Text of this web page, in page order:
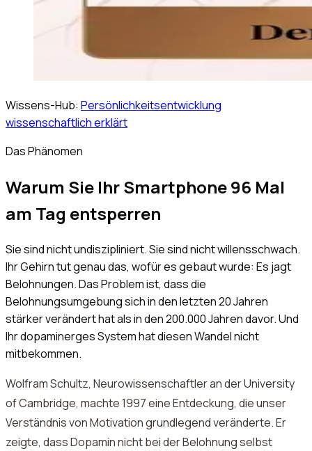
Wissens-Hub: Persönlichkeitsentwicklung
wissenschaftlich erklärt
Das Phänomen
Warum Sie Ihr Smartphone 96 Mal
am Tag entsperren
Sie sind nicht undiszipliniert. Sie sind nicht willensschwach.
Ihr Gehirn tut genau das, wofür es gebaut wurde: Es jagt
Belohnungen. Das Problem ist, dass die
Belohnungsumgebung sich in den letzten 20 Jahren
stärker verändert hat als in den 200.000 Jahren davor. Und
Ihr dopaminerges System hat diesen Wandel nicht
mitbekommen.
Wolfram Schultz, Neurowissenschaftler an der University
of Cambridge, machte 1997 eine Entdeckung, die unser
Verständnis von Motivation grundlegend veränderte. Er
zeigte, dass Dopamin nicht bei der Belohnung selbst